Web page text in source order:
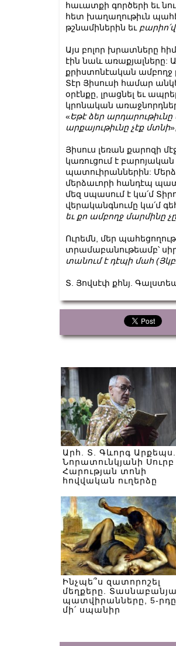
հաւատքի գործերի եւ
հետ խաղաղութիւն
թշնամիներին եւ բարիո՛վ
Այս բոլոր խրատները
էին նաև առաքյալները:
քրիստոնէական ամբողջ
Տէր Յիսուսի համար
օրէնքը, լրացնել եւ
կրոնական
«Եթէ ձեր արդարութիւնը
արքայութիւնը չէք մտնի
Յիսուս լեռան քարոզի
կառուցում է
պատուիրաններին:
մերձաւորի հանդէպ
մեզ սպասում է կա՛մ
վերականգնումը կա՛մ
եւ քո ամբողջ մարմինը
Ուրեմն, մեր
տրամաբանութեամբ՝
տանում է դէպի մահ (Յկբ
Տ. Յովսէփ քհնյ.
Արհ. Տ. Գևորգ Արքեպս.
Նորատունկյանի Սուրբ
Հարության տոնի
հովվական ուղերձը
Ինչպե՞ս զատորոշել
մեղքերը. Տասնաբանյա
պատվիրանները, 5-
մի՛ սպանիր